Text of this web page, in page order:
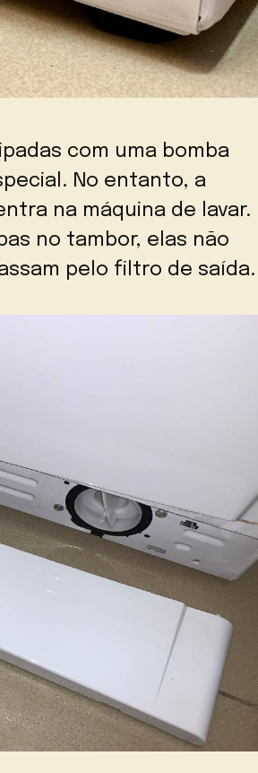
com uma bomba
No entanto, a
na máquina de lavar.
no tambor, elas não
pelo filtro de saída.